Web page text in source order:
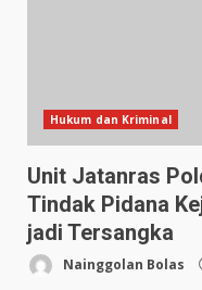
Hukum dan Kriminal
Unit Jatanras
Tindak Pidana
jadi Tersangka
Nainggolan Bolas